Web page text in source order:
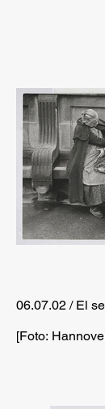
06.07.02 / El
[Foto: